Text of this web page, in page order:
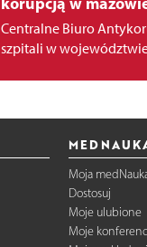
Centralne Biuro
szpitali w
Moja
Dostosuj
Moje ulubione
Moje